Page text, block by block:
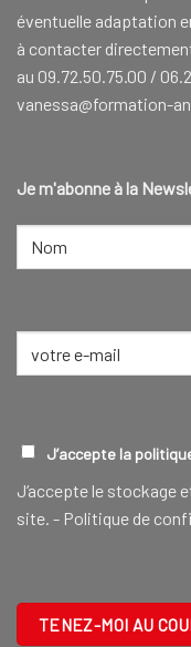
éventuelle adaptation
à contacter
au 09.72.50.75.00 /
vanessa@formation-
Je m'abonne à la
NOM
RGPD(NÉCESSAIRE)
J’accepte la
J‘accepte le stockage
site. - Politique de